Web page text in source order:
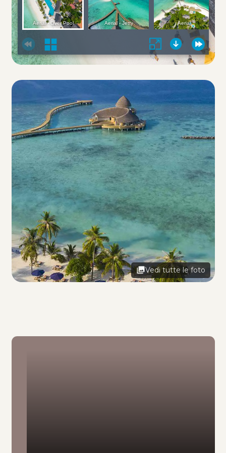
Vedi tutte le foto